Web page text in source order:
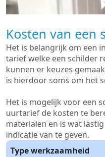
Kosten van een
Het is belangrijk om een
tarief welke een schilder
kunnen er keuzes
is hierdoor soms om het
Het is mogelijk voor een
uurtarief de kosten te
materialen en is wat
indicatie van te geven.
Type werkzaamheid